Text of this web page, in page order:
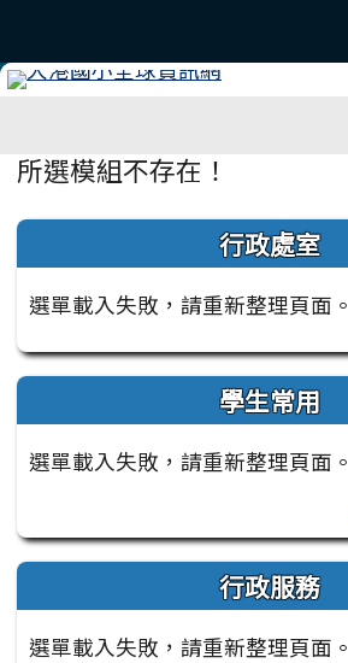
主內容區域
所選模組不存在！
左邊區域內容 行政處室
選單載入失敗，請重新整理頁面。
學生常用
選單載入失敗，請重新整理頁面。
行政服務
選單載入失敗，請重新整理頁面。
頁尾區域